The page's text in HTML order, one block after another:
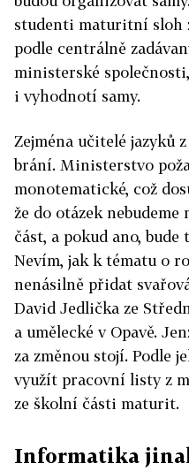
studenti maturitní sloh
podle centrálně
ministerské
i vyhodnotí samy.
Zejména učitelé jazyků
brání. Ministerstvo
monotematické, což
že do otázek
část, a pokud ano,
Nevím, jak k tématu o
nenásilně přidat
David Jedlička ze
a umělecké v Opavě.
za změnou stojí. Podle
využít pracovní listy z
ze školní části maturit.
Informatika